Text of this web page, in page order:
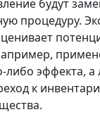
будут
процедуру.
либо эффекта,
к